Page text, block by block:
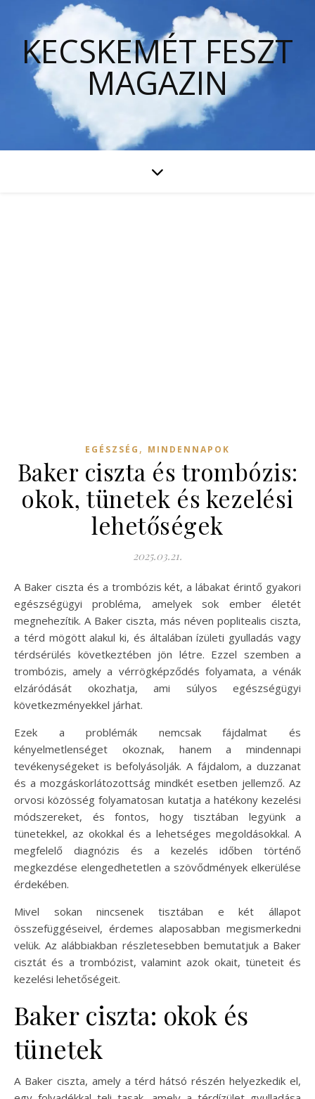
KECSKEMÉT FESZT
MAGAZIN
EGÉSZSÉG , MINDENNAPOK
Baker ciszta és trombózis:
okok, tünetek és kezelési
lehetőségek
2025.03.21.
A Baker ciszta és a trombózis két, a lábakat érintő gyakori
egészségügyi probléma, amelyek sok ember életét
megnehezítik. A Baker ciszta, más néven poplitealis ciszta,
a térd mögött alakul ki, és általában ízületi gyulladás vagy
térdsérülés következtében jön létre. Ezzel szemben a
trombózis, amely a vérrögképződés folyamata, a vénák
elzáródását okozhatja, ami súlyos egészségügyi
következményekkel járhat.
Ezek a problémák nemcsak fájdalmat és
kényelmetlenséget okoznak, hanem a mindennapi
tevékenységeket is befolyásolják. A fájdalom, a duzzanat
és a mozgáskorlátozottság mindkét esetben jellemző. Az
orvosi közösség folyamatosan kutatja a hatékony kezelési
módszereket, és fontos, hogy tisztában legyünk a
tünetekkel, az okokkal és a lehetséges megoldásokkal. A
megfelelő diagnózis és a kezelés időben történő
megkezdése elengedhetetlen a szövődmények elkerülése
érdekében.
Mivel sokan nincsenek tisztában e két állapot
összefüggéseivel, érdemes alaposabban megismerkedni
velük. Az alábbiakban részletesebben bemutatjuk a Baker
cisztát és a trombózist, valamint azok okait, tüneteit és
kezelési lehetőségeit.
Baker ciszta: okok és
tünetek
A Baker ciszta, amely a térd hátsó részén helyezkedik el,